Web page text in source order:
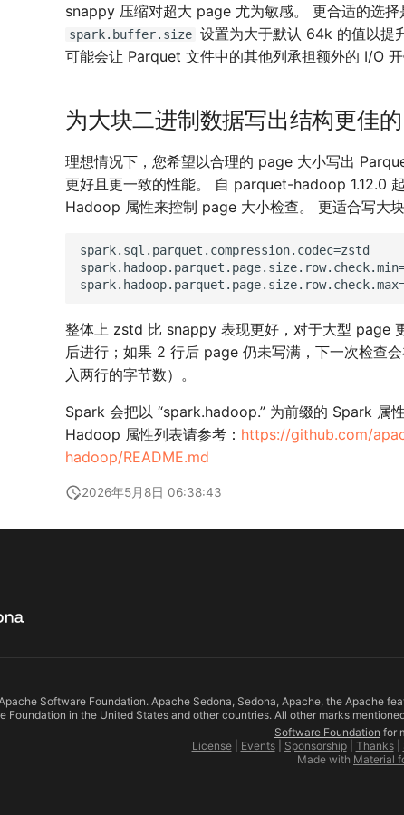
snappy 压缩对超大 page 尤为敏感。 更合适的选
spark.buffer.size 设置为大于默认 64k 的值以提
可能会让 Parquet 文件中的其他列承担额外的 I/O 开
为大块二进制数据写出结构更佳
理想情况下，您希望以合理的 page 大小写出
更好且更一致的性能。 自 parquet-hadoop 1.12.0
Hadoop 属性来控制 page 大小检查。 更适合写大块
spark.sql.parquet.compression.codec=zstd
整体上 zstd 比 snappy 表现更好，对于大型 page
后进行；如果 2 行后 page 仍未写满，下一次检查
入两行的字节数）。
Spark 会把以 “spark.hadoop.” 为前缀的 Spark 属
Hadoop 属性列表请参考： https://github.com/
hadoop/README.md
2026年5月8日 06:38:43
Software Foundation. Apache Sedona, Sedona, Apache, the Apache
Foundation in the United States and other countries. All other marks
Software Foundation for
License| Events| Sponsorship| Thanks|
Made with Material